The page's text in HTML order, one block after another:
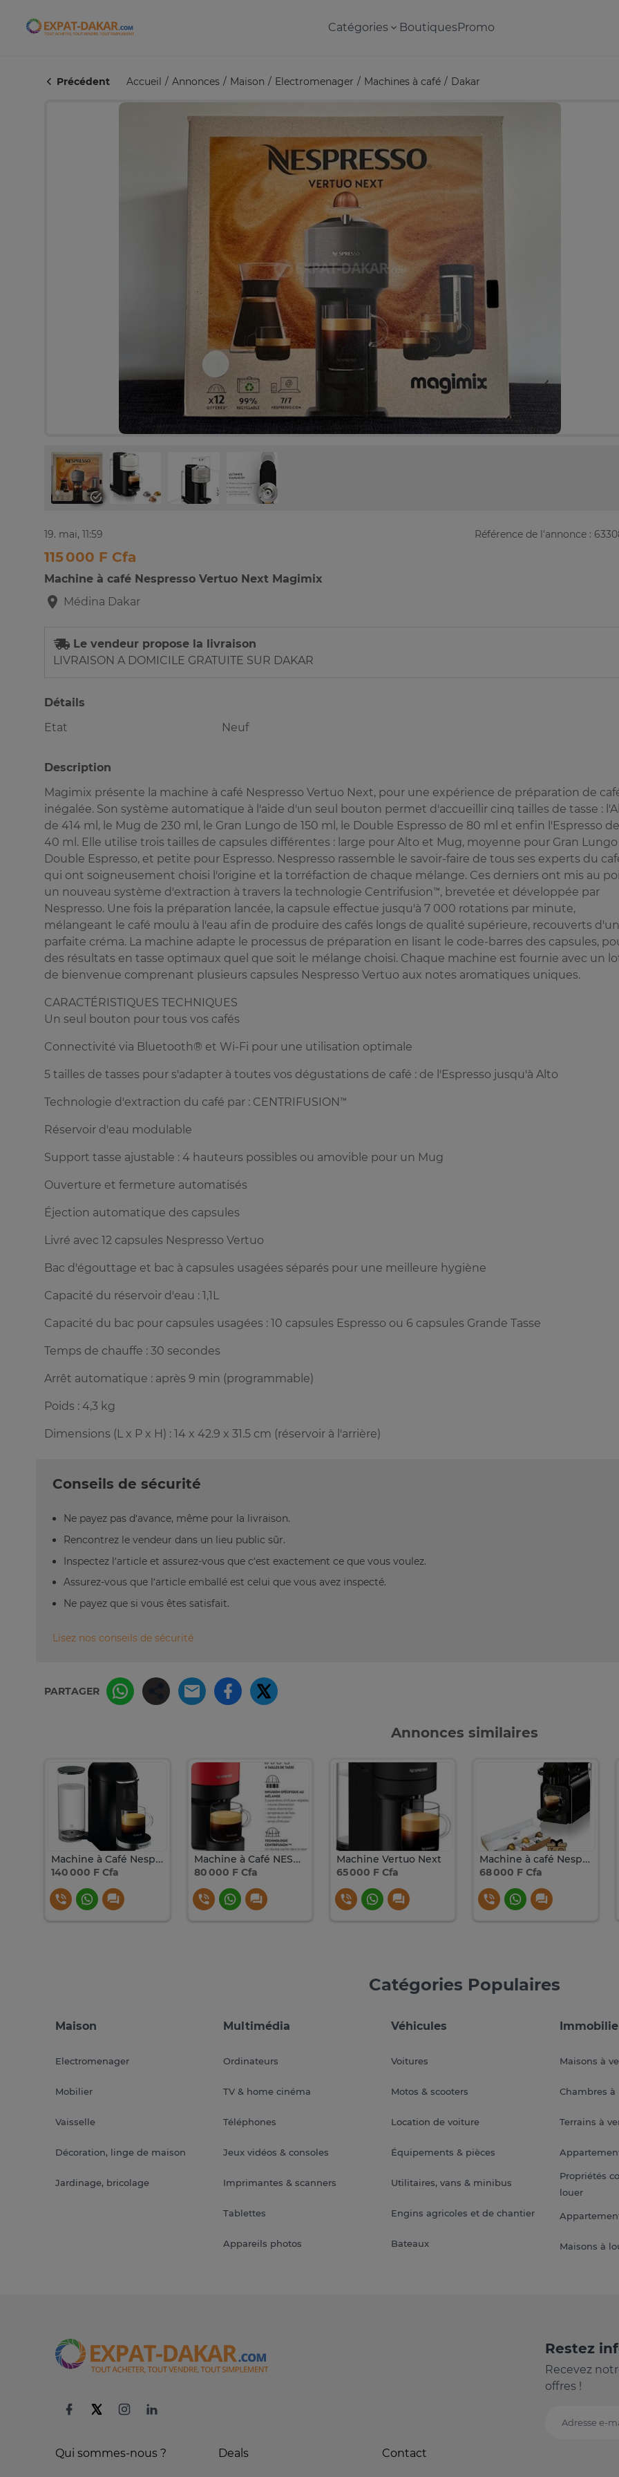
Expat-Dakar Catégories BoutiquesPromo
Précédent Accueil Annonces Maison Electromenager Machines à café Dakar
19. mai, 11:59 Référence de l'annonce :
115 000 F Cfa
Machine à café Nespresso Vertuo Next Magimix
Médina Dakar
Le vendeur propose la livraison
LIVRAISON A DOMICILE GRATUITE SUR DAKAR
Détails
Etat
Neuf
Description
Magimix présente la machine à café Nespresso Vertuo Next, pour une expérience de préparation de
inégalée. Son système automatique à l'aide d'un seul bouton permet d'accueillir cinq tailles de tasse :
de 414 ml, le Mug de 230 ml, le Gran Lungo de 150 ml, le Double Espresso de 80 ml et enfin l'Espresso de
40 ml. Elle utilise trois tailles de capsules différentes : large pour Alto et Mug, moyenne pour Gran
Double Espresso, et petite pour Espresso. Nespresso rassemble le savoir-faire de tous ses experts du
qui ont soigneusement choisi l'origine et la torréfaction de chaque mélange. Ces derniers ont mis au
un nouveau système d'extraction à travers la technologie Centrifusion™, brevetée et développée par
Nespresso. Une fois la préparation lancée, la capsule effectue jusqu'à 7 000 rotations par minute,
mélangeant le café moulu à l'eau afin de produire des cafés longs de qualité supérieure, recouverts
parfaite créma. La machine adapte le processus de préparation en lisant le code-barres des capsules,
des résultats en tasse optimaux quel que soit le mélange choisi. Chaque machine est fournie avec un
de bienvenue comprenant plusieurs capsules Nespresso Vertuo aux notes aromatiques uniques.
CARACTÉRISTIQUES TECHNIQUES
Un seul bouton pour tous vos cafés
Connectivité via Bluetooth® et Wi-Fi pour une utilisation optimale
5 tailles de tasses pour s'adapter à toutes vos dégustations de café : de l'Espresso jusqu'à Alto
Technologie d'extraction du café par : CENTRIFUSION™
Réservoir d'eau modulable
Support tasse ajustable : 4 hauteurs possibles ou amovible pour un Mug
Ouverture et fermeture automatisés
Éjection automatique des capsules
Livré avec 12 capsules Nespresso Vertuo
Bac d'égouttage et bac à capsules usagées séparés pour une meilleure hygiène
Capacité du réservoir d'eau : 1,1L
Capacité du bac pour capsules usagées : 10 capsules Espresso ou 6 capsules Grande Tasse
Temps de chauffe : 30 secondes
Arrêt automatique : après 9 min (programmable)
Poids : 4,3 kg
Dimensions (L x P x H) : 14 x 42.9 x 31.5 cm (réservoir à l'arrière)
Conseils de sécurité
Ne payez pas d’avance, même pour la livraison.
Rencontrez le vendeur dans un lieu public sûr.
Inspectez l’article et assurez-vous que c’est exactement ce que vous voulez.
Assurez-vous que l’article emballé est celui que vous avez inspecté.
Ne payez que si vous êtes satisfait.
Lisez nos conseils de sécurité
PARTAGER
Annonces similaires
Machine à Café Nespresso Vertuo Plus Krups
140 000 F Cfa
Machine à Café NESPRESSO VERTUO POP
80 000 F Cfa
Machine Vertuo Next
65 000 F Cfa
Machine à café Nespresso
68 000 F Cfa
Catégories Populaires
Maison
Electromenager
Mobilier
Vaisselle
Décoration, linge de maison
Jardinage, bricolage
Multimédia
Ordinateurs
TV & home cinéma
Téléphones
Jeux vidéos & consoles
Imprimantes & scanners
Tablettes
Appareils photos
Véhicules
Voitures
Motos & scooters
Location de voiture
Équipements & pièces
Utilitaires, vans & minibus
Engins agricoles et de chantier
Bateaux
Maisons à
Chambres à
Terrains à
Propriétés
louer
Maisons à
Qui sommes-nous ? Deals Contact
Restez
Recevez
offres !
Adresse e-